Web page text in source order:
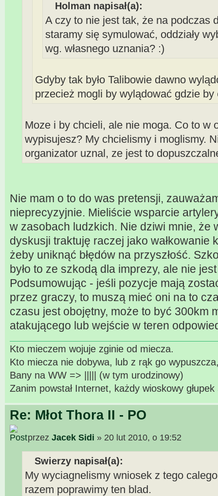
Holman napisał(a):
A czy to nie jest tak, że na podczas
staramy się symulować, oddziały
wg. własnego uznania? :)
Gdyby tak było Talibowie dawno
przecież mogli by wylądować gdzie by
Moze i by chcieli, ale nie moga. Co to w
wypisujesz? My chcielismy i moglismy.
organizator uznal, ze jest to
Nie mam o to do was pretensji,
nieprecyzyjnie. Mieliście wsparcie
w zasobach ludzkich. Nie dziwi mnie, że
dyskusji traktuję raczej jako wałkowanie
żeby uniknąć błędów na przyszłość.
było to ze szkodą dla imprezy, ale nie
Podsumowując - jeśli pozycje mają
przez graczy, to muszą mieć oni na to
czasu jest obojętny, może to być 300km
atakującego lub wejście w teren
Kto mieczem wojuje zginie od miecza.
Kto miecza nie dobywa, lub z rąk go
Bany na WW => ||||| (w tym urodzinowy)
Zanim powstał Internet, każdy wioskowy
Re: Młot Thora II - PO
przez Jacek Sidi » 20 lut 2010, o 19:52
Swierzy napisał(a):
My wyciagnelismy wniosek z tego
razem poprawimy ten blad.